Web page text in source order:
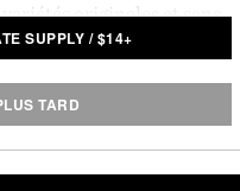
originales et sans
lot de 6.
SUPPLY /$14+
TARD